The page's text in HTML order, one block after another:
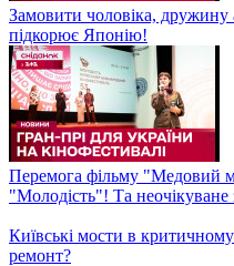
Найісторичніші вибори у
перегонів Дональда Трампа
Колективні хибні спогади!